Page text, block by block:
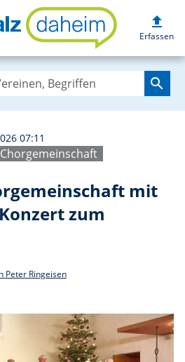
Amberger
upload
Erfassen
search
07:11
mit
zum
Peter Ringeisen